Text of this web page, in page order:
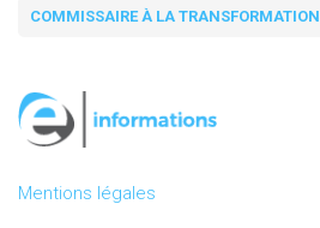
COMMISSAIRE À LA TRANSFORMATION
Mentions légales